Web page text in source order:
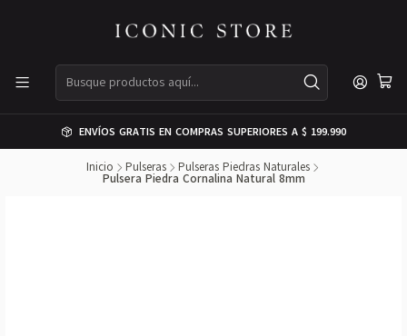
ENVÍOS GRATIS EN COMPRAS SUPERIORES A $ 199.990
Inicio Pulseras Pulseras Piedras Naturales
Pulsera Piedra Cornalina Natural 8mm